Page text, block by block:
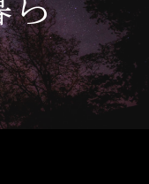
パー縁側@中津
パー縁側@天満
パー縁側@淀屋